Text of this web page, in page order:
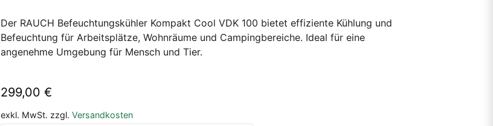
Der RAUCH Befeuchtungskühler Kompakt Cool VDK 100 bietet effiziente Kühlung und
Befeuchtung für Arbeitsplätze, Wohnräume und Campingbereiche. Ideal für eine
angenehme Umgebung für Mensch und Tier.
299,00 €
exkl. MwSt. zzgl. Versandkosten